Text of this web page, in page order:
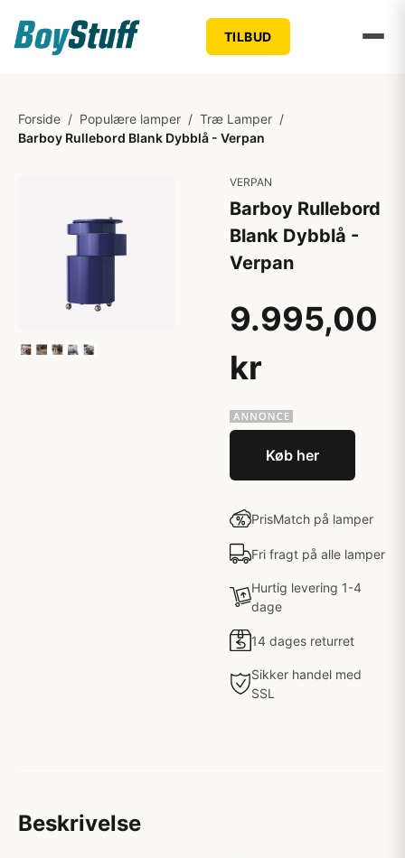
TILBUD
Forside / Populære lamper / Træ Lamper /
Barboy Rullebord Blank Dybblå - Verpan
VERPAN
Barboy Rullebord
Blank Dybblå -
Verpan
9.995,00
kr
Køb her
PrisMatch på lamper
Fri fragt på alle lamper
Hurtig levering 1-4
dage
14 dages returret
Sikker handel med
SSL
Beskrivelse